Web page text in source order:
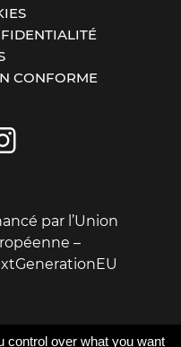
control over what you want
CONFORME
par l’Union
–
site a été financé